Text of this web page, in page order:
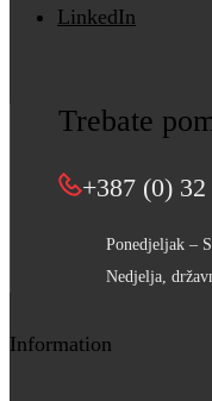
LinkedIn
Trebate
+387 (0)
Ponedjeljak –
Nedjelja,
Information